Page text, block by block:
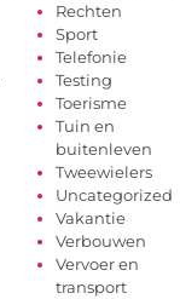
Rechten
Sport
Telefonie
Testing
Toerisme
Tuin en
buitenleven
Tweewielers
Uncategorized
Vakantie
Verbouwen
Vervoer en
transport